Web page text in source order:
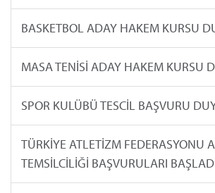
BASKETBOL ADAY HAKEM KURSU
MASA TENİSİ ADAY HAKEM KURSU
SPOR KULÜBÜ TESCİL BAŞVURU
TÜRKİYE ATLETİZM FEDERASYONU
TEMSİLCİLİĞİ BAŞVURULARI